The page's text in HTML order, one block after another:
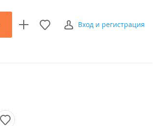
Вход и регистрация